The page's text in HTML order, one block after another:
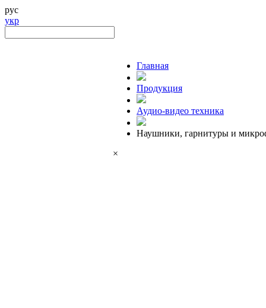
рус
укр
Главная
Продукция
Аудио-видео техника
Наушники, гарнитуры и
×